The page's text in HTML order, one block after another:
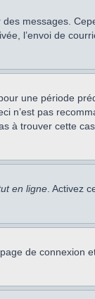
messages.
l’envoi de
une période
n’est pas
à trouver cette
en ligne . Activez
de connexion